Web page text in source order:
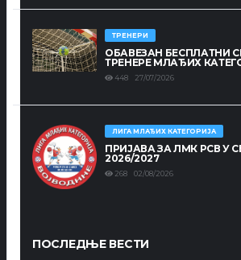
ТРЕНЕРИ
ОБАВЕЗАН БЕСПЛАТНИ
ТРЕНЕРЕ МЛАЂИХ
448 27/07/2026
ЛИГА МЛАЂИХ КАТЕГОРИЈА
ПРИЈАВА ЗА ЛМК РСВ У
2026/2027
268 02/08/2026
ПОСЛЕДЊЕ ВЕСТИ